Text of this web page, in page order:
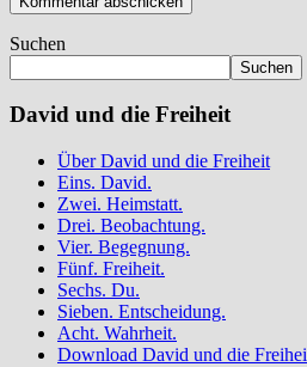
Suchen
Suchen
David und die Freiheit
Über David und die Freiheit
Eins. David.
Zwei. Heimstatt.
Drei. Beobachtung.
Vier. Begegnung.
Fünf. Freiheit.
Sechs. Du.
Sieben. Entscheidung.
Acht. Wahrheit.
Download David und die